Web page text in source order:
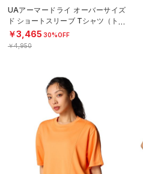
UAアーマードライ オーバーサイズ
ド ショートスリーブ Tシャツ（トレ
ーニング/WOMEN）
￥3,465 30%OFF
￥4,950